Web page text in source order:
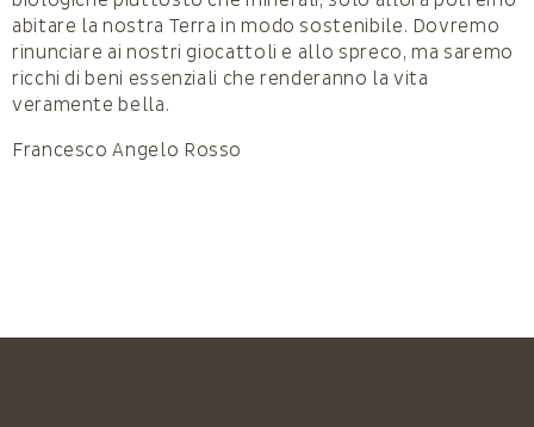
abitare la nostra Terra in modo sostenibile. Dovremo
rinunciare ai nostri giocattoli e allo spreco, ma saremo
ricchi di beni essenziali che renderanno la vita
veramente bella.
Francesco Angelo Rosso